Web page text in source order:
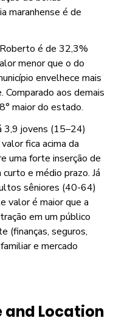
maranhense é de
é de 32,3%
menor que o do
envelhece mais
Comparado aos demais
maior do estado.
3,9 jovens (15–24)
fica acima da
uma forte inserção de
e médio prazo. Já
sêniores (40-64)
valor é maior que a
em um público
(finanças, seguros,
e mercado
and Location